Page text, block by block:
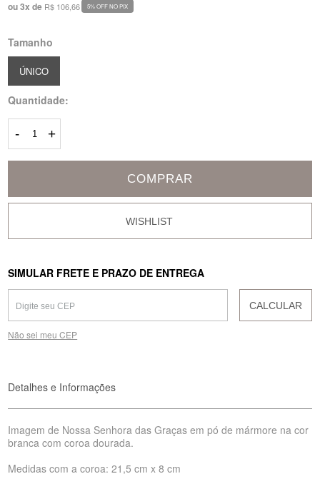
ou3x de R$ 106,66 5% OFF NO PIX
Tamanho
ÚNICO
Quantidade:
- +
COMPRAR
SIMULAR FRETE E PRAZO DE ENTREGA
CALCULAR
Não sei meu CEP
Detalhes e Informações
Imagem de Nossa Senhora das Graças em pó de mármore na cor
branca com coroa dourada.
Medidas com a coroa: 21,5 cm x 8 cm